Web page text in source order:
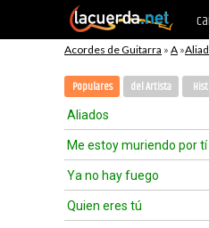
Acordes de Guitarra » A »
Populares del Artista
Aliados
Me estoy muriendo por tí
Ya no hay fuego
Quien eres tú